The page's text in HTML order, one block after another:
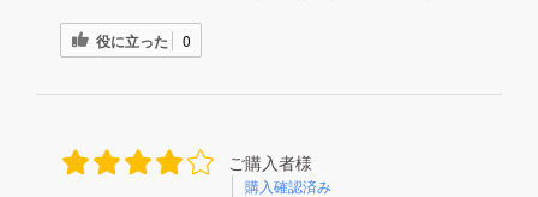
役に立った 0
ご購入者様
購入確認済み